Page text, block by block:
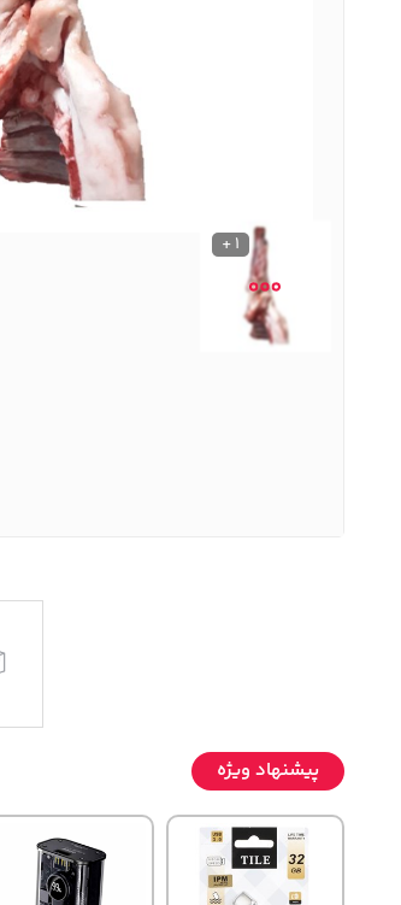
نوشیدنی
روشنایی و
1 +
پیشنهاد ویژه